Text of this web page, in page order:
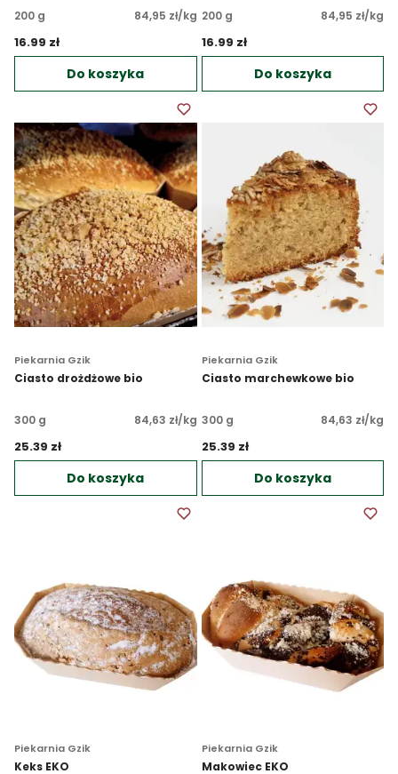
200 g 84,95 zł/kg
16.99 zł
Do koszyka
200 g 84,95 zł/kg
16.99 zł
Do koszyka
Piekarnia Gzik
Ciasto drożdżowe bio
300 g 84,63 zł/kg
25.39 zł
Do koszyka
Piekarnia Gzik
Ciasto marchewkowe bio
300 g 84,63 zł/kg
25.39 zł
Do koszyka
Piekarnia Gzik
Keks EKO
Piekarnia Gzik
Makowiec EKO